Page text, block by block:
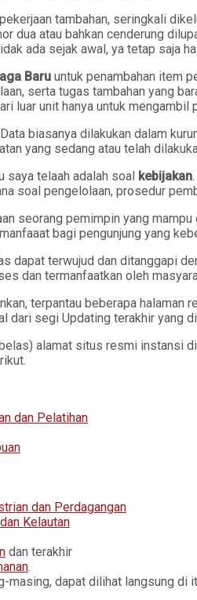
tambahan, seringkali
dua atau bahkan cenderung
ada sejak awal, ya tetap saja
Baru untuk penambahan item
serta tugas tambahan yang
luar unit hanya untuk
biasanya dilakukan dalam
yang sedang atau telah
saya telaah adalah soal kebijakan
soal pengelolaan, prosedur
seorang pemimpin yang
bagi pengunjung yang
dapat terwujud dan ditanggapi
dan termanfaatkan oleh
terpantau beberapa
dari segi Updating terakhir yang
alamat situs resmi instansi
dan Pelatihan
dan Perdagangan
Kelautan
dan terakhir
.
masing, dapat dilihat langsung di